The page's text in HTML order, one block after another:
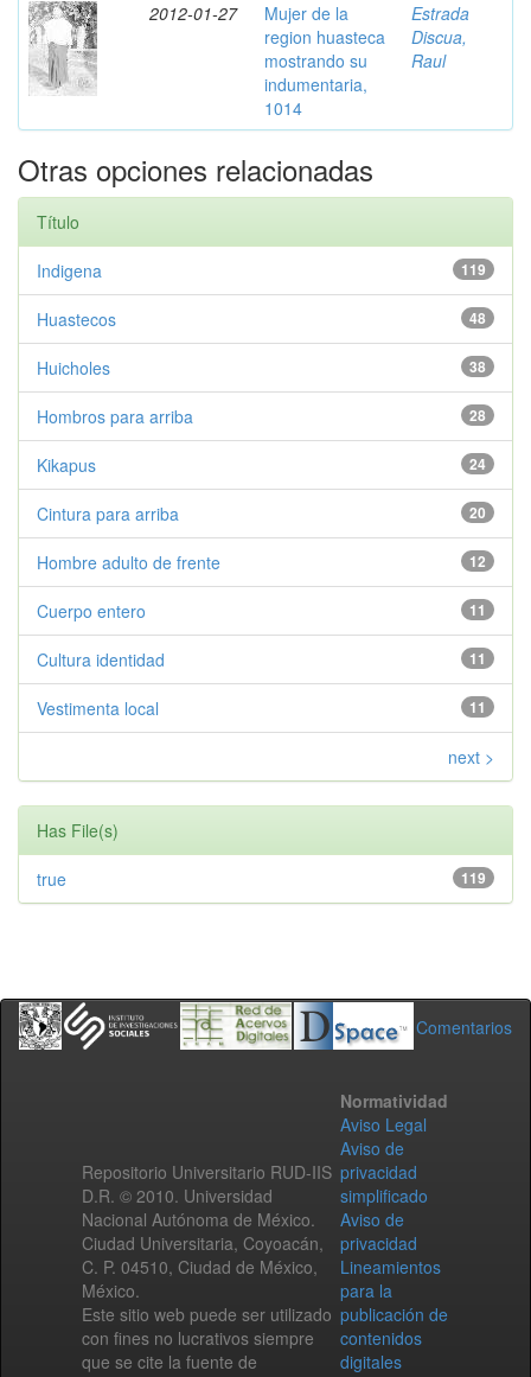
2012-01-27
Mujer de la
region huasteca
mostrando su
indumentaria,
1014
Estrada
Discua,
Raul
Otras opciones relacionadas
Título
119
Indigena
48
Huastecos
38
Huicholes
28
Hombros para arriba
24
Kikapus
20
Cintura para arriba
12
Hombre adulto de frente
11
Cuerpo entero
11
Cultura identidad
11
Vestimenta local
next >
Has File(s)
119
true
Comentarios
Repositorio Universitario RUD-IIS
D.R. © 2010. Universidad
Nacional Autónoma de México.
Ciudad Universitaria, Coyoacán,
C. P. 04510, Ciudad de México,
México.
Este sitio web puede ser utilizado
con fines no lucrativos siempre
que se cite la fuente de
Normatividad
Aviso Legal
Aviso de
privacidad
simplificado
Aviso de
privacidad
Lineamientos
para la
publicación de
contenidos
digitales